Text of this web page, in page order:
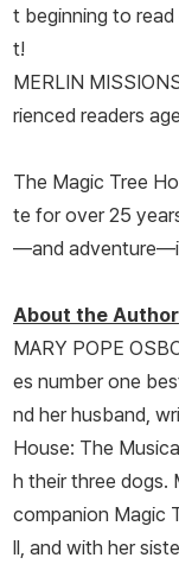
t beginning to
t!
MERLIN
rienced readers
The Magic Tree
te for over 25
—and
About the Author
MARY POPE
es number one
nd her husband,
House: The
h their three dogs.
companion Magic
ll, and with her